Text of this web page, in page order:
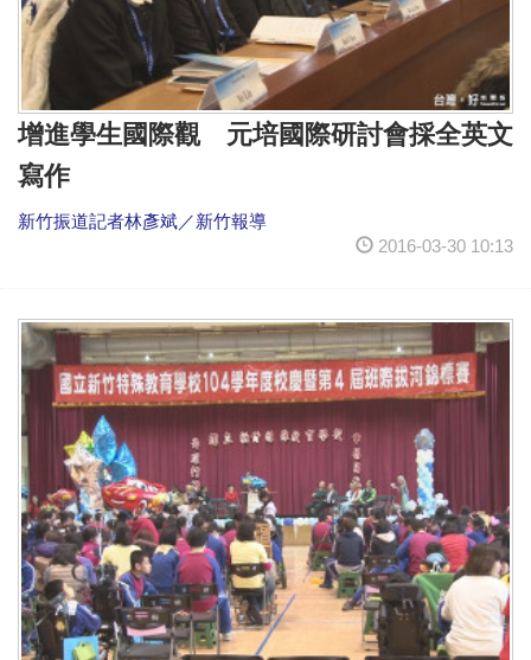
增進學生國際觀 元培國際研討會採全英文
寫作
新竹振道記者林彥斌／新竹報導
2016-03-30 10:13